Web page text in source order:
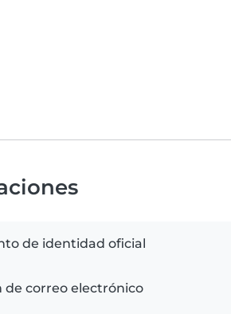
de identidad oficial
de correo electrónico